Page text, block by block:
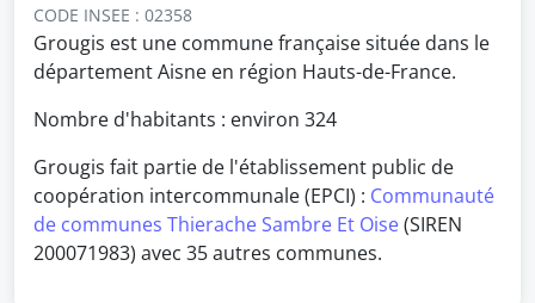
CODE INSEE : 02358
Grougis est une commune française située dans le
département Aisne en région Hauts-de-France.
Nombre d'habitants : environ 324
Grougis fait partie de l'établissement public de
coopération intercommunale (EPCI) : Communauté
de communes Thierache Sambre Et Oise(SIREN
200071983) avec 35 autres communes.